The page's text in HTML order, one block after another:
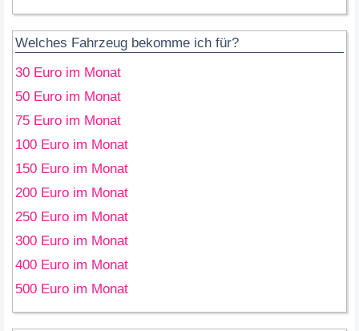
Welches Fahrzeug bekomme ich für?
30 Euro im Monat
50 Euro im Monat
75 Euro im Monat
100 Euro im Monat
150 Euro im Monat
200 Euro im Monat
250 Euro im Monat
300 Euro im Monat
400 Euro im Monat
500 Euro im Monat